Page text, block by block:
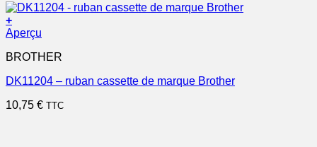
+
Aperçu
BROTHER
DK11204 – ruban cassette de marque Brother
10,75 € TTC